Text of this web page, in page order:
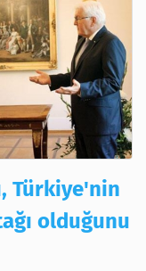
Türkiye'nin
olduğunu